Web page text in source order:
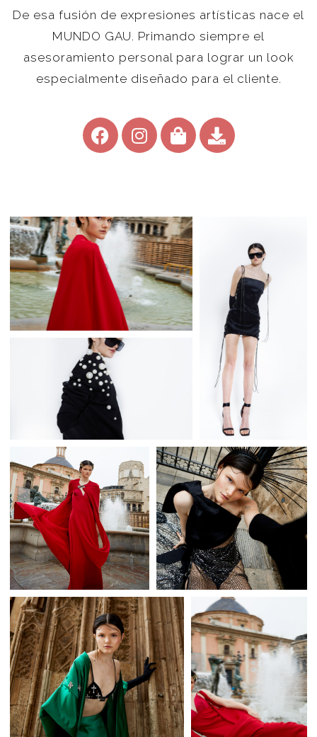
De esa fusión de expresiones artísticas nace el
MUNDO GAU. Primando siempre el
asesoramiento personal para lograr un look
especialmente diseñado para el cliente.